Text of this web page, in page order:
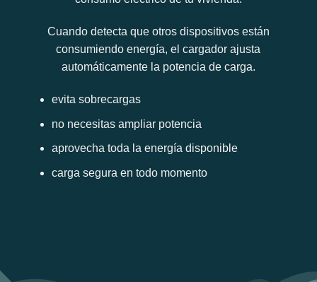
Cuando detecta que otros dispositivos están
consumiendo energía, el cargador ajusta
automáticamente la potencia de carga.
evita sobrecargas
no necesitas ampliar potencia
aprovecha toda la energía disponible
carga segura en todo momento